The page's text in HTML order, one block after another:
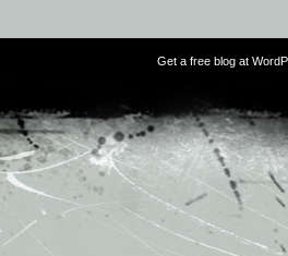
Get a free blog at